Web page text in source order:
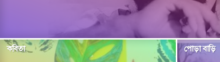
কবিতা পোড়া বাড়ি